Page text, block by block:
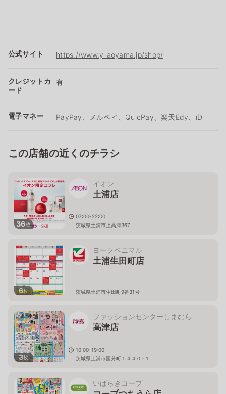
公式サイト https://www.y-aoyama.jp/shop/
クレジットカ
ード
有
電子マネー PayPay、メルペイ、QuicPay、楽天Edy、iD
この店舗の近くのチラシ
36枚
イオン
土浦店
07:00-22:00
茨城県土浦市上高津367
6枚
ヨークベニマル
土浦生田町店
茨城県土浦市生田町9番31号
3枚
ファッションセンターしまむら
高津店
10:00-19:00
茨城県土浦市国分町１４４０−１
いばらきコープ